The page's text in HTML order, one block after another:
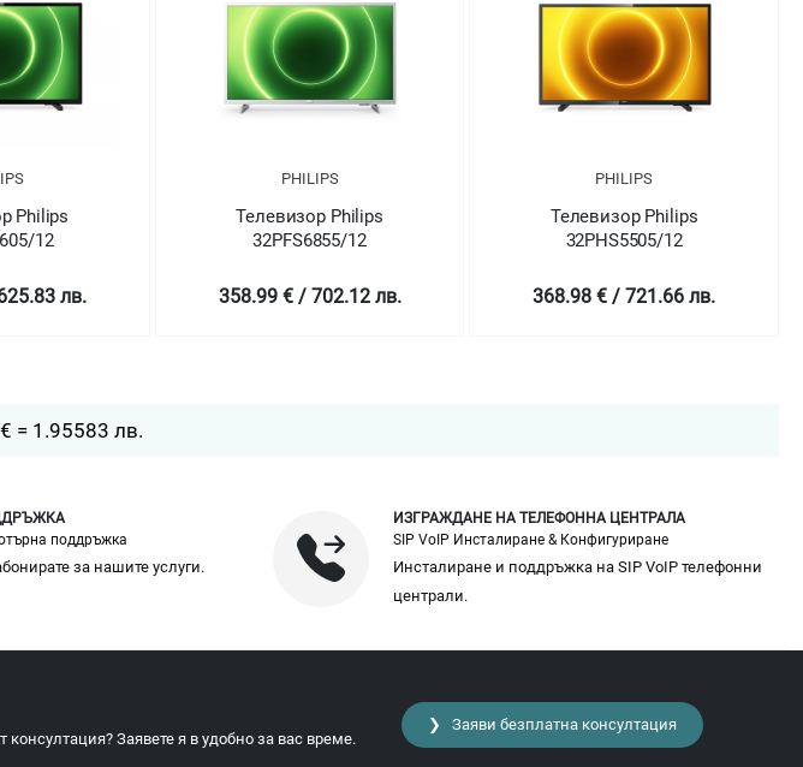
Philips
12
лв.
PHILIPS
Телевизор Philips
32PFS6855/12
358.99 € / 702.12 лв.
PHILIPS
Телевизор Philips
32PHS5505/12
368.98 € / 721.66 лв.
= 1.95583 лв.
поддръжка
за нашите услуги.
ИЗГРАЖДАНЕ НА ТЕЛЕФОННА ЦЕНТРАЛА
SIP VoIP Инсталиране & Конфигуриране
Инсталиране и поддръжка на SIP VoIP телефонни
централи.
Заявете я в удобно за вас време.
❯ Заяви безплатна консултация